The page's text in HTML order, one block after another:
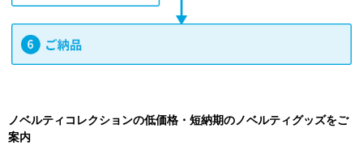
ノベルティコレクションの低価格・短納期のノベルティグッズをご
案内